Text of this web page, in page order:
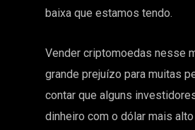
baixa que estamos tendo.
Vender criptomoedas nesse
grande prejuízo para muitas
contar que alguns
dinheiro com o dólar mais